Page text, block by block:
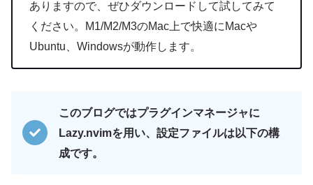
ありますので、ぜひダウンロードして試してみて
ください。M1/M2/M3のMac上で快適にMacや
Ubuntu、Windowsが動作します。
このブログではプラグインマネージャに
Lazy.nvimを用い、設定ファイルは以下の構
成です。